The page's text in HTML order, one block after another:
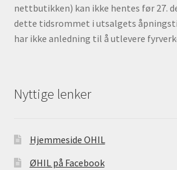
nettbutikken) kan ikke hentes før 27.
dette tidsrommet i utsalgets
har ikke anledning til å utlevere
Nyttige lenker
Hjemmeside OHIL
ØHIL på Facebook